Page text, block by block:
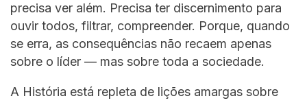
precisa ver além. Precisa ter discernimento para
ouvir todos, filtrar, compreender. Porque, quando
se erra, as consequências não recaem apenas
sobre o líder — mas sobre toda a sociedade.
A História está repleta de lições amargas sobre